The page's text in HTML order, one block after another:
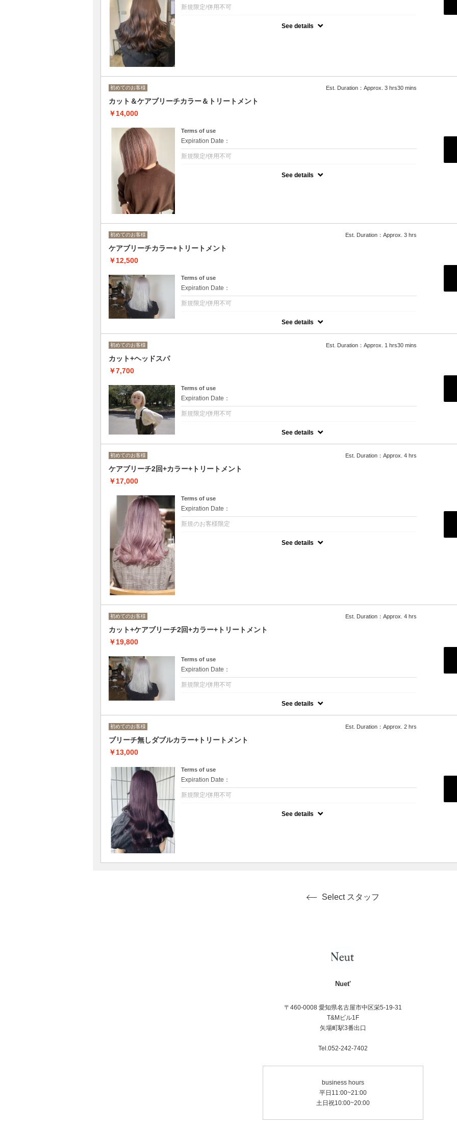
新規限定/併用不可
See details
初めてのお客様 Est. Duration：Approx. 3 hrs30 mins
カット＆ケアブリーチカラー＆トリートメント
￥14,000
Terms of use
Expiration Date：
新規限定/併用不可
See details
初めてのお客様 Est. Duration：Approx. 3 hrs
ケアブリーチカラー+トリートメント
￥12,500
Terms of use
Expiration Date：
新規限定/併用不可
ダメージレスなケアブリーチカラーで艶のある仕上がりに◆
ロング料金あり[M+￥3300,L+￥4400 デザインカラー+3300～/トリートメント変更可/
See details
初めてのお客様 Est. Duration：Approx. 1 hrs30 mins
カット+ヘッドスパ
￥7,700
Terms of use
Expiration Date：
新規限定/併用不可
ヘッドスパでリラクゼーションと頭皮をケアしながらカットされたいお客様におスス
See details
初めてのお客様 Est. Duration：Approx. 4 hrs
ケアブリーチ2回+カラー+トリートメント
￥17,000
Terms of use
Expiration Date：
新規のお客様限定
See details
初めてのお客様 Est. Duration：Approx. 4 hrs
カット+ケアブリーチ2回+カラー+トリートメント
￥19,800
Terms of use
Expiration Date：
新規限定/併用不可
ダメージレスなケアブリーチカラーで艶のある仕上がりに
◆ロング料金あり[M+￥3300,L+￥5500～ デザインカラー+3300～/トリートメント変
更可/
See details
初めてのお客様 Est. Duration：Approx. 2 hrs
ブリーチ無しダブルカラー+トリートメント
￥13,000
Terms of use
Expiration Date：
新規限定/併用不可
See details
Select スタッフ
Nuet'
〒460-0008 愛知県名古屋市中区栄5-19-31
T&Mビル1F
矢場町駅3番出口
Tel.052-242-7402
business hours
平日11:00~21:00
土日祝10:00~20:00